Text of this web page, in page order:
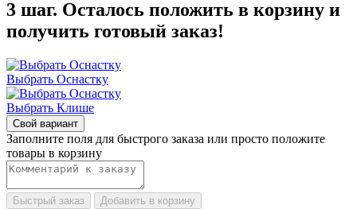
3 шаг. Осталось положить в корзину и
получить готовый заказ!
Выбрать Оснастку
Выбрать Клише
Свой вариант
Заполните поля для быстрого заказа или просто положите
товары в корзину
Быстрый заказ Добавить в корзину